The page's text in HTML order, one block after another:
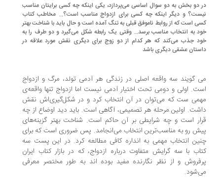
دو بخش به دو سوال اساسی می‌پردازد، یکی اینکه چه کسی برایتان مناسب
و دیگر اینکه چه کسی برای ازدواج مناسب است؟... مخاطب کتاب
است که از روابط ناموفق قبلی به تنگ آمده است و حال باید با شناخت بهتر
به انتخاب مناسب برسد... وقتی یک رابطه شکل می‌گیرد و دو طرف را به
جذب می‌کند که هر کدام از دو زوج برای دیگری نقش مورد علاقه‌ در
عشقی دیگری باشد
گویند سه واقعه اصلی در زندگی هر آدمی تولد، مرگ و ازدواج
اولی و دومی تحت اختیار آدمی نیست اما ازدواج تنها واقعه‌ی
ست که می‌توان در آن انتخاب کرد و در شکل‌گیری‌اش نقش
اولین مرحله هر تصمیمی، آگاهی است. باید دید اوضاع از چه
است و چه شرایطی بر آن حاکم است. شناخت بهتر گزینه‌های
رو به مناسب‌ترین انتخاب می‌انجامد. پس ضروری است که برای
انتخاب مهمی به انداره کافی مطالعه کرد. در این پست سه
با سه گرایش متفاوت درباره ازدواج، که در بازار کتاب ایران
و از نظر نگارنده مفید بوده اند به طور مختصر معرفی